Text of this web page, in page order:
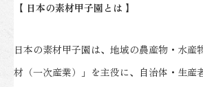
【 日本の素材甲子園とは 】
日本の素材甲子園は、地域の農産物・水産
材（一次産業）」を主役に、自治体・生産